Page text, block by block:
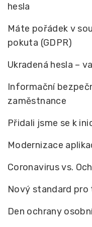
hesla
Máte pořádek v
pokuta (GDPR)
Ukradená hesla –
Informační
zaměstnance
Přidali jsme se k
Modernizace
Coronavirus vs.
Nový standard pro
Den ochrany